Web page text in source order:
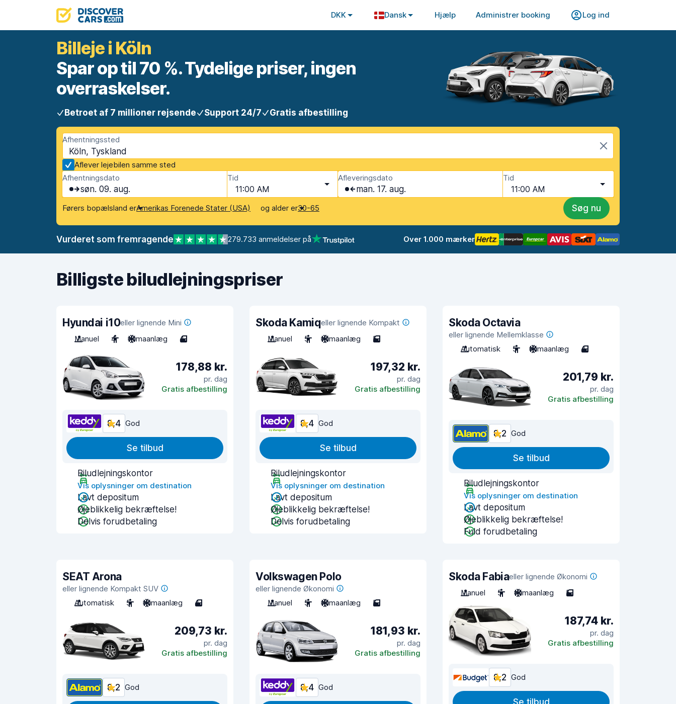
DKK Dansk Hjælp Administrer booking Log ind
Billeje i Köln
Spar op til 70 %. Tydelige priser, ingen
overraskelser.
Betroet af 7 millioner rejsende Support 24/7 Gratis afbestilling
Afhentningssted
Köln, Tyskland
Aflever lejebilen samme sted
Afhentningsdato
søn. 09. aug.
Tid
11:00 AM
Afleveringsdato
man. 17. aug.
Tid
11:00 AM
Førers bopælsland erAmerikas Forenede Stater (USA) og alder er30-65 Søg nu
Vurderet som fremragende 279.733 anmeldelser på Over 1.000 mærker
Billigste biludlejningspriser
Hyundai i10eller lignende Mini
Manuel
4 Klimaanlæg 4
178,88 kr.
pr. dag
Gratis afbestilling
8,4 God
Se tilbud
Biludlejningskontor
Vis oplysninger om destination
Lavt depositum
Øjeblikkelig bekræftelse!
Delvis forudbetaling
Skoda Kamiqeller lignende Kompakt
Manuel
5 Klimaanlæg 5
197,32 kr.
pr. dag
Gratis afbestilling
8,4 God
Se tilbud
Biludlejningskontor
Vis oplysninger om destination
Lavt depositum
Øjeblikkelig bekræftelse!
Delvis forudbetaling
Skoda Octavia
eller lignende Mellemklasse
Automatisk
5 Klimaanlæg 4
201,79 kr.
pr. dag
Gratis afbestilling
8,2 God
Se tilbud
Biludlejningskontor
Vis oplysninger om destination
Lavt depositum
Øjeblikkelig bekræftelse!
Fuld forudbetaling
SEAT Arona
eller lignende Kompakt SUV
Automatisk
5 Klimaanlæg 4
209,73 kr.
pr. dag
Gratis afbestilling
8,2 God
Volkswagen Polo
eller lignende Økonomi
Manuel
5 Klimaanlæg 5
181,93 kr.
pr. dag
Gratis afbestilling
8,4 God
Skoda Fabiaeller lignende Økonomi
Manuel
5 Klimaanlæg 5
187,74 kr.
pr. dag
Gratis afbestilling
8,2 God
Se tilbud